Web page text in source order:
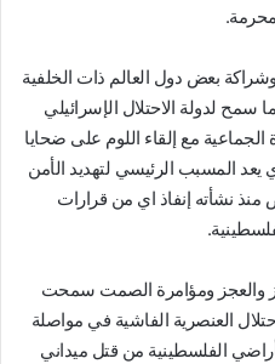
وشراكة بعض دول العالم ذات الخلفية
سمح لدولة الاحتلال الإسرائيلي
الجماعية مع إلقاء اللوم على ضحايا
يعد المسبب الرئيسي لتهديد الأمن
منذ نشأته إنفاذ اي من قرارات
والعجز ومؤامرة الصمت سمحت
العنصرية الفاشية في مواصلة
الفلسطينية من قتل ميداني